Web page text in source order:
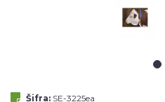
Šifra: SE-3225ea